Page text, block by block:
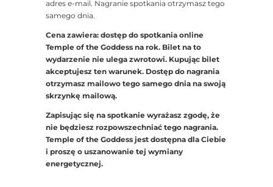
adres e-mail. Nagranie spotkania otrzymasz tego
samego dnia.
Cena zawiera: dostęp do spotkania online
Temple of the Goddess na rok. Bilet na to
wydarzenie nie ulega zwrotowi. Kupując bilet
akceptujesz ten warunek. Dostęp do nagrania
otrzymasz mailowo tego samego dnia na swoją
skrzynkę mailową.
Zapisując się na spotkanie wyrażasz zgodę, że
nie będziesz rozpowszechniać tego nagrania.
Temple of the Goddess jest dostępna dla Ciebie
i proszę o uszanowanie tej wymiany
energetycznej.